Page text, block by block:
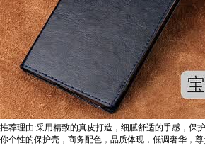
推荐理由:采用精致的真皮打造，细腻舒适的手感，保
你个性的保护壳，商务配色，品质体现，低调奢华，